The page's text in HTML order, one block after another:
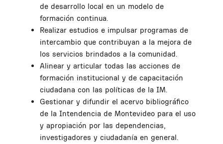
de desarrollo local en un modelo de
formación continua.
Realizar estudios e impulsar programas de
intercambio que contribuyan a la mejora de
los servicios brindados a la comunidad.
Alinear y articular todas las acciones de
formación institucional y de capacitación
ciudadana con las políticas de la IM.
Gestionar y difundir el acervo bibliográfico
de la Intendencia de Montevideo para el uso
y apropiación por las dependencias,
investigadores y ciudadanía en general.